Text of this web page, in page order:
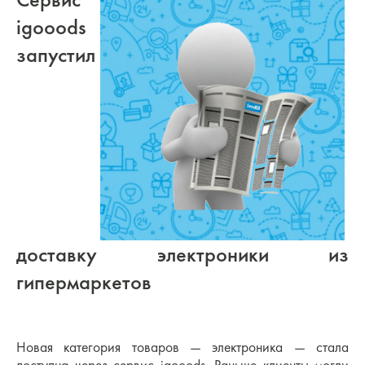
igooods
запустил
доставку электроники из
гипермаркетов
Новая категория товаров — электроника — стала